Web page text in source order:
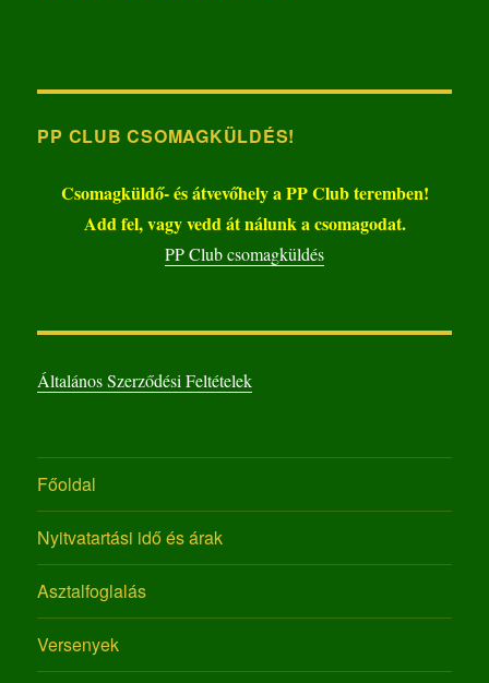
PP CLUB CSOMAGKÜLDÉS!
Csomagküldő- és átvevőhely a PP Club teremben!
Add fel, vagy vedd át nálunk a csomagodat.
PP Club csomagküldés
Általános Szerződési Feltételek
Főoldal
Nyitvatartási idő és árak
Asztalfoglalás
Versenyek